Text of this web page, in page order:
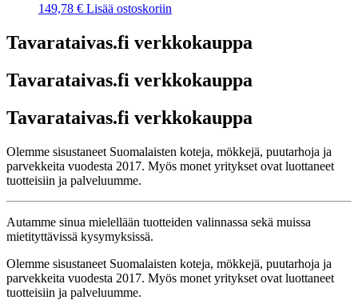
149,78 € Lisää ostoskoriin
Tavarataivas.fi verkkokauppa
Tavarataivas.fi verkkokauppa
Tavarataivas.fi verkkokauppa
Olemme sisustaneet Suomalaisten koteja, mökkejä, puutarhoja ja
parvekkeita vuodesta 2017. Myös monet yritykset ovat luottaneet
tuotteisiin ja palveluumme.
Autamme sinua mielellään tuotteiden valinnassa sekä muissa
mietityttävissä kysymyksissä.
Olemme sisustaneet Suomalaisten koteja, mökkejä, puutarhoja ja
parvekkeita vuodesta 2017. Myös monet yritykset ovat luottaneet
tuotteisiin ja palveluumme.